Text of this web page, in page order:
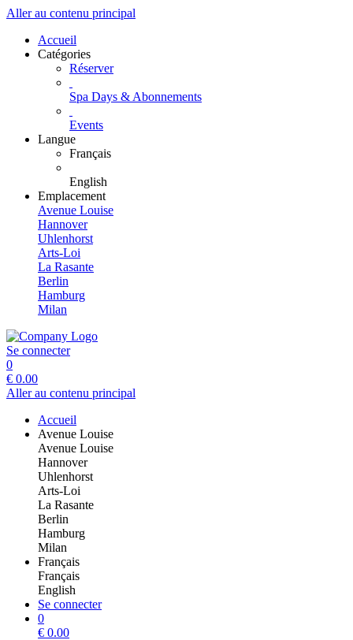
Aller au contenu principal
Accueil
Catégories
Réserver
Spa Days & Abonnements
Events
Langue
Français
English
Emplacement
Avenue Louise
Hannover
Uhlenhorst
Arts-Loi
La Rasante
Berlin
Hamburg
Milan
Se connecter
0
€ 0.00
Aller au contenu principal
Accueil
Avenue Louise
Avenue Louise
Hannover
Uhlenhorst
Arts-Loi
La Rasante
Berlin
Hamburg
Milan
Français
Français
English
Se connecter
0
€ 0.00